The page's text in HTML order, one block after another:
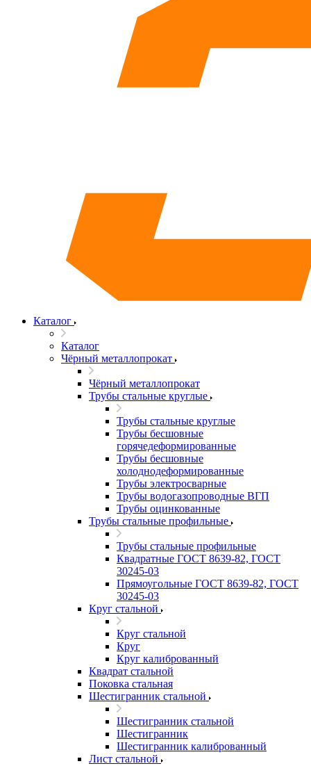
Каталог
Каталог
Чёрный металлопрокат
Чёрный металлопрокат
Трубы стальные круглые
Трубы стальные круглые
Трубы бесшовные
горячедеформированные
Трубы бесшовные
холоднодеформированные
Трубы электросварные
Трубы водогазопроводные ВГП
Трубы оцинкованные
Трубы стальные профильные
Трубы стальные профильные
Квадратные ГОСТ 8639-82, ГОСТ
30245-03
Прямоугольные ГОСТ 8639-82, ГОСТ
30245-03
Круг стальной
Круг стальной
Круг
Круг калиброванный
Квадрат стальной
Поковка стальная
Шестигранник стальной
Шестигранник стальной
Шестигранник
Шестигранник калиброванный
Лист стальной